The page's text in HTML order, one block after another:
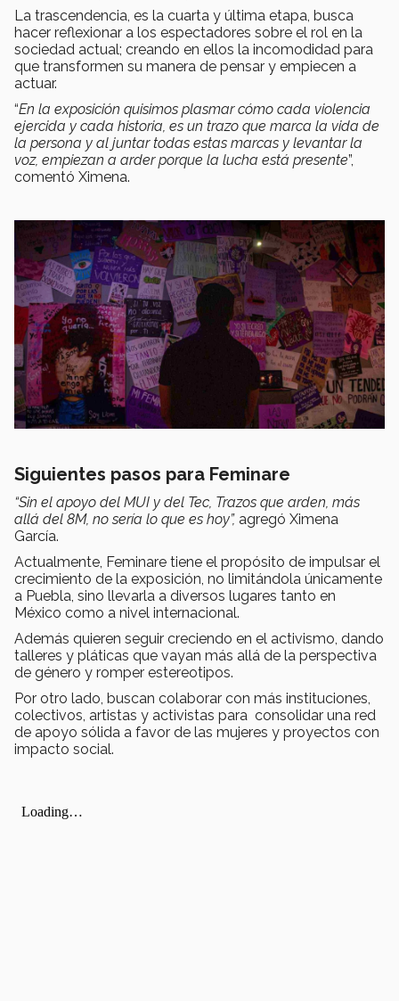
La trascendencia, es la cuarta y última etapa, busca
hacer reflexionar a los espectadores sobre el rol en la
sociedad actual; creando en ellos la incomodidad para
que transformen su manera de pensar y empiecen a
actuar.
“En la exposición quisimos plasmar cómo cada violencia
ejercida y cada historia, es un trazo que marca la vida de
la persona y al juntar todas estas marcas y levantar la
voz, empiezan a arder porque la lucha está presente”,
comentó Ximena.
Siguientes pasos para Feminare
“Sin el apoyo del MUI y del Tec, Trazos que arden, más
allá del 8M, no sería lo que es hoy”, agregó Ximena
García.
Actualmente, Feminare tiene el propósito de impulsar el
crecimiento de la exposición, no limitándola únicamente
a Puebla, sino llevarla a diversos lugares tanto en
México como a nivel internacional.
Además quieren seguir creciendo en el activismo, dando
talleres y pláticas que vayan más allá de la perspectiva
de género y romper estereotipos.
Por otro lado, buscan colaborar con más instituciones,
colectivos, artistas y activistas para consolidar una red
de apoyo sólida a favor de las mujeres y proyectos con
impacto social.